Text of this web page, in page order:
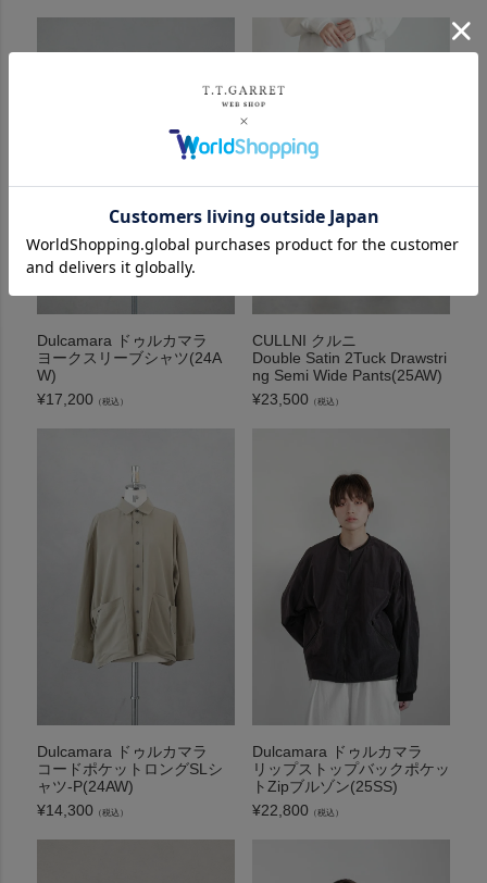
Dulcamara ドゥルカマラ
ヨークスリーブシャツ(24A
W)
¥17,200 （税込）
CULLNI クルニ
Double Satin 2Tuck Drawstri
ng Semi Wide Pants(25AW)
¥23,500 （税込）
Dulcamara ドゥルカマラ
コードポケットロングSLシ
ャツ-P(24AW)
¥14,300 （税込）
Dulcamara ドゥルカマラ
リップストップバックポケッ
トZipブルゾン(25SS)
¥22,800 （税込）